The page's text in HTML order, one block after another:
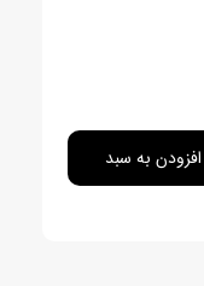
افزودن به سبد